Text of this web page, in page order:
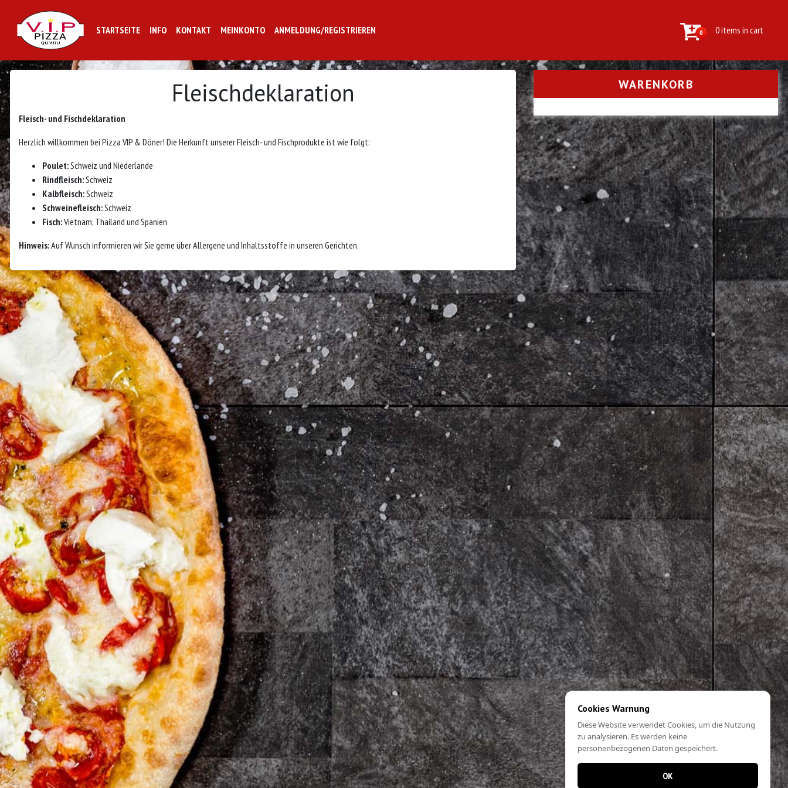
STARTSEITE INFO KONTAKT MEINKONTO ANMELDUNG/REGISTRIEREN 0 0 items in cart
Fleischdeklaration
Fleisch- und Fischdeklaration
Herzlich willkommen bei Pizza VIP & Döner! Die Herkunft unserer Fleisch- und Fischprodukte ist wie folgt:
Poulet:Schweiz und Niederlande
Rindfleisch:Schweiz
Kalbfleisch:Schweiz
Schweinefleisch:Schweiz
Fisch:Vietnam, Thailand und Spanien
Hinweis:Auf Wunsch informieren wir Sie gerne über Allergene und Inhaltsstoffe in unseren Gerichten.
WARENKORB
Cookies Warnung
Diese Website verwendet Cookies, um die Nutzung
zu analysieren. Es werden keine
personenbezogenen Daten gespeichert.
OK